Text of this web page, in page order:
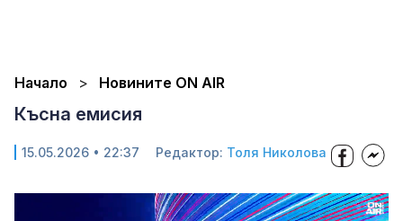
Начало Новините ON AIR
Късна емисия
15.05.2026 • 22:37 Редактор: Толя Николова